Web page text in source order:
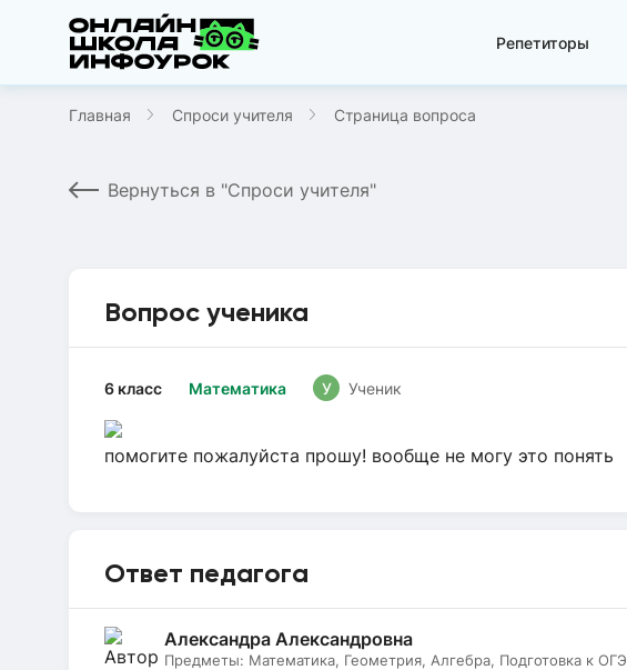
Репетиторы
Главная Спроси учителя Страница вопроса
Вернуться в "Спроси учителя"
Вопрос ученика
Математика
6 класс У Ученик
помогите пожалуйста прошу! вообще не могу это понять
Ответ педагога
Александра Александровна
Предметы: Математика, Геометрия, Алгебра, Подготовка к ОГЭ